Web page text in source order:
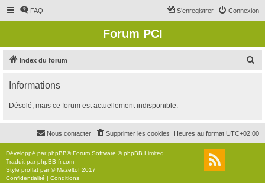
FAQ Connexion
S’enregistrer
Forum PCI
Index du forum
r
c
Informations
Désolé, mais ce forum est actuellement indisponible.
Heures au format UTC+02:00
Supprimer les cookies
Nous contacter
Développé parphpBB® Forum Software © phpBB Limited
Traduit parphpBB-fr.com
Style proflat par ©Mazeltof 2017
Confidentialité | Conditions